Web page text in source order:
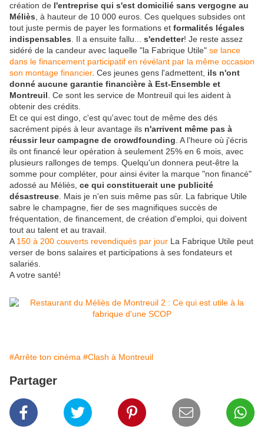
création de l'entreprise qui s'est domicilié sans vergogne au
Méliès , à hauteur de 10 000 euros. Ces quelques subsides ont
tout juste permis de payer les formations et formalités légales
indispensables . Il a ensuite fallu... s'endetter! Je reste assez
sidéré de la candeur avec laquelle "la Fabrique Utile" se lance
dans le financement participatif en révélant par la même occasion
son montage financier. Ces jeunes gens l'admettent, ils n'ont
donné aucune garantie financière à Est-Ensemble et
Montreuil . Ce sont les service de Montreuil qui les aident à
obtenir des crédits.
Et ce qui est dingo, c'est qu'avec tout de même des dés
sacrément pipés à leur avantage ils n'arrivent même pas à
réussir leur campagne de crowdfounding . A l'heure où j'écris
ils ont financé leur opération à seulement 25% en 6 mois, avec
plusieurs rallonges de temps. Quelqu'un donnera peut-être la
somme pour compléter, pour ainsi éviter la marque "non financé"
adossé au Méliès, ce qui constituerait une publicité
désastreuse . Mais je n'en suis même pas sûr. La fabrique Utile
sabre le champagne, fier de ses magnifiques succès de
fréquentation, de financement, de création d'emploi, qui doivent
tout au talent et au travail.
A 150 à 200 couverts revendiqués par jour La Fabrique Utile peut
verser de bons salaires et participations à ses fondateurs et
salariés.
A votre santé!
#Arrête ton cinéma #Clash à Montreuil
Partager